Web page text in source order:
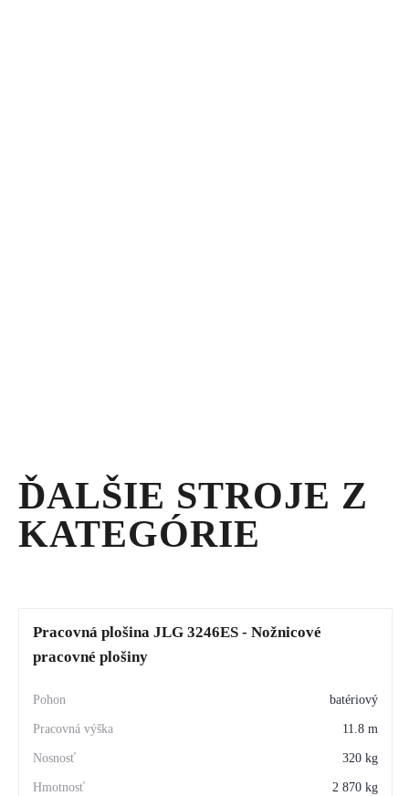
ĎALŠIE STROJE Z
KATEGÓRIE
Pracovná plošina JLG 3246ES - Nožnicové
pracovné plošiny
batériový
11.8 m
320 kg
2 870 kg